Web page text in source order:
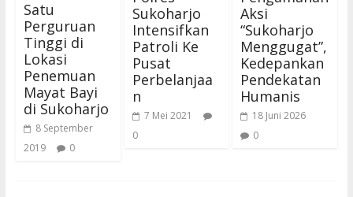
Satu
Perguruan
Tinggi di
Lokasi
Penemuan
Mayat Bayi
di Sukoharjo
8 September
2019
0
Sukoharjo
Intensifkan
Patroli Ke
Pusat
Perbelanjaa
n
7 Mei 2021
0
Aksi
“Sukoharjo
Menggugat”,
Kedepankan
Pendekatan
Humanis
18 Juni 2026
0